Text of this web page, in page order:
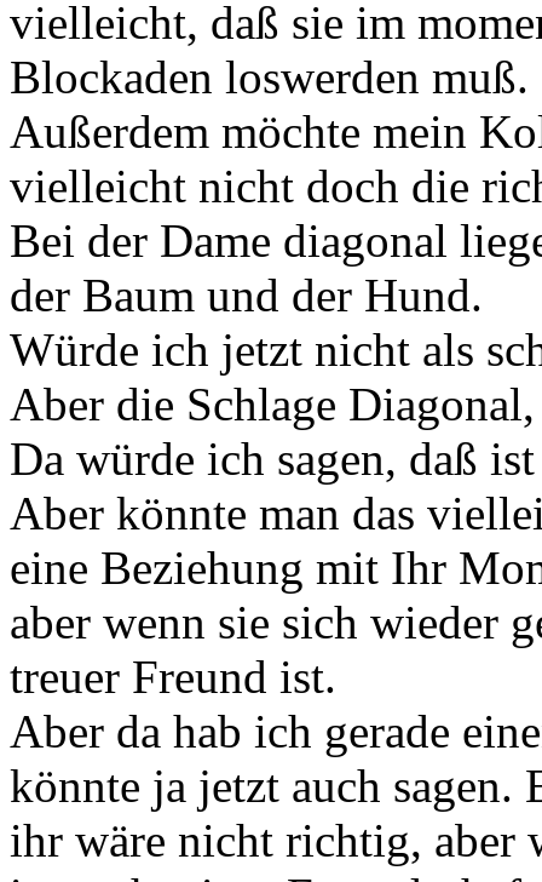
vielleicht, daß sie im
Blockaden loswerden muß.
Außerdem möchte mein
vielleicht nicht doch die
Bei der Dame diagonal
der Baum und der Hund.
Würde ich jetzt nicht als
Aber die Schlage
Da würde ich sagen, daß
Aber könnte man das
eine Beziehung mit Ihr
aber wenn sie sich wieder
treuer Freund ist.
Aber da hab ich gerade
könnte ja jetzt auch sagen.
ihr wäre nicht richtig, aber